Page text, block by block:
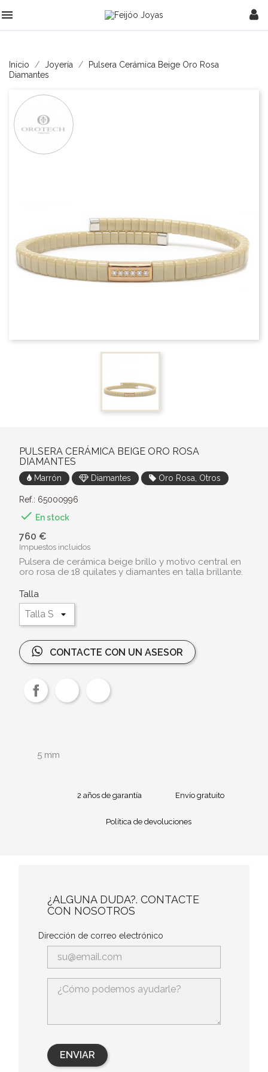

Inicio Joyería
Pulsera Cerámica Beige Oro Rosa
Diamantes
PULSERA CERÁMICA BEIGE ORO ROSA
DIAMANTES
Marrón Diamantes Oro Rosa, Otros
Ref.: 65000996
 En stock
760 €
Impuestos incluidos
Pulsera de cerámica beige brillo y motivo central en
oro rosa de 18 quilates y diamantes en talla brillante.
Talla
CONTACTE CON UN ASESOR
5 mm
2 años de garantía Envío gratuito
Política de devoluciones
¿ALGUNA DUDA?. CONTACTE
CON NOSOTROS
Dirección de correo electrónico